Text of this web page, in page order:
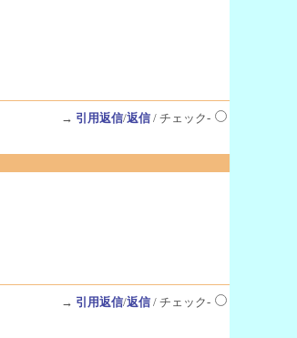
→ 引用返信/返信/ チェック-
→ 引用返信/返信/ チェック-